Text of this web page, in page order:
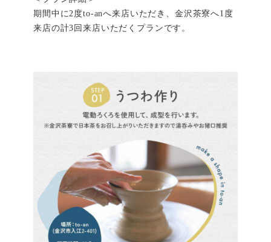
期間中に2度to-anへ来店いただき、金沢茶寮へ1度
来店の計3回来店いただくプランです。